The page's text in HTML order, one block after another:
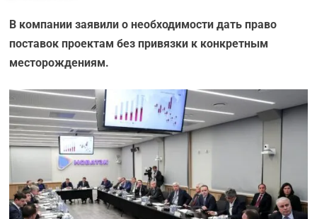
В компании заявили о необходимости дать право
поставок проектам без привязки к конкретным
месторождениям.